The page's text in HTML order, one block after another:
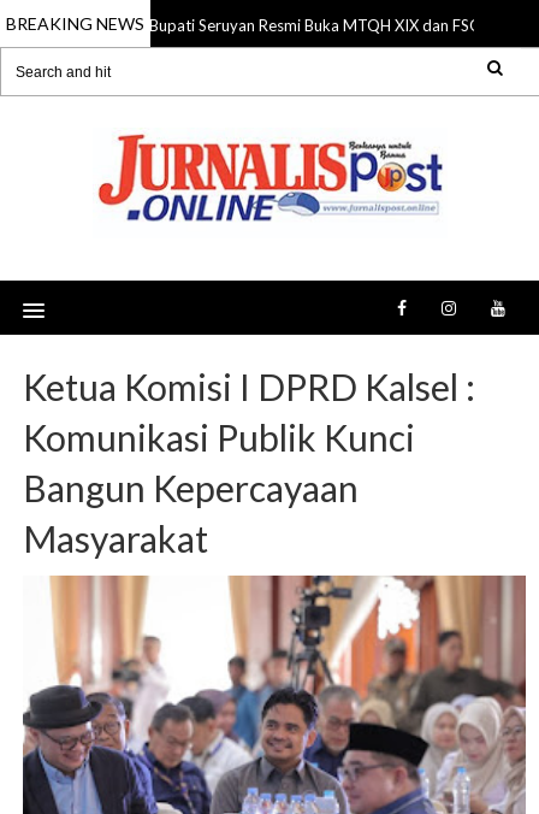
BREAKING NEWS
06 Aug 2026 Bupati Seruyan Resmi Buka MTQH XIX dan FSQ 2026,
Ketua Komisi I DPRD Kalsel :
Komunikasi Publik Kunci
Bangun Kepercayaan
Masyarakat